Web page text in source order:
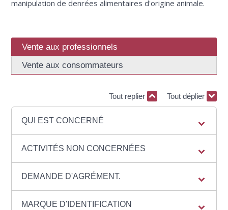
manipulation de denrées alimentaires d'origine animale.
Vente aux professionnels
Vente aux consommateurs
Tout replier Tout déplier
QUI EST CONCERNÉ
ACTIVITÉS NON CONCERNÉES
DEMANDE D'AGRÉMENT.
MARQUE D'IDENTIFICATION